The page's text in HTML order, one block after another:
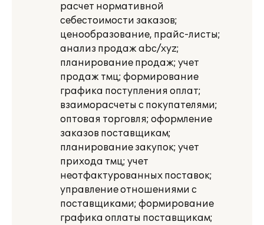
расчет нормативной
себестоимости заказов;
ценообразование, прайс-листы;
анализ продаж abc/xyz;
планирование продаж; учет
продаж тмц; формирование
графика поступления оплат;
взаиморасчеты с покупателями;
оптовая торговля; оформление
заказов поставщикам;
планирование закупок; учет
прихода тмц; учет
неотфактурованных поставок;
управление отношениями с
поставщиками; формирование
графика оплаты поставщикам;